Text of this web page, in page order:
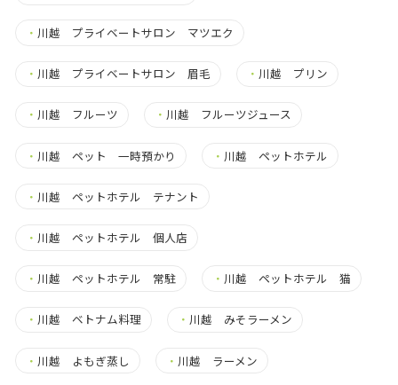
・ 川越 プライベートサロン マツエク
・ 川越 プライベートサロン 眉毛 ・ 川越 プリン
・ 川越 フルーツ ・ 川越 フルーツジュース
・ 川越 ペット 一時預かり ・ 川越 ペットホテル
・ 川越 ペットホテル テナント
・ 川越 ペットホテル 個人店
・ 川越 ペットホテル 常駐 ・ 川越 ペットホテル 猫
・ 川越 ベトナム料理 ・ 川越 みそラーメン
・ 川越 よもぎ蒸し ・ 川越 ラーメン